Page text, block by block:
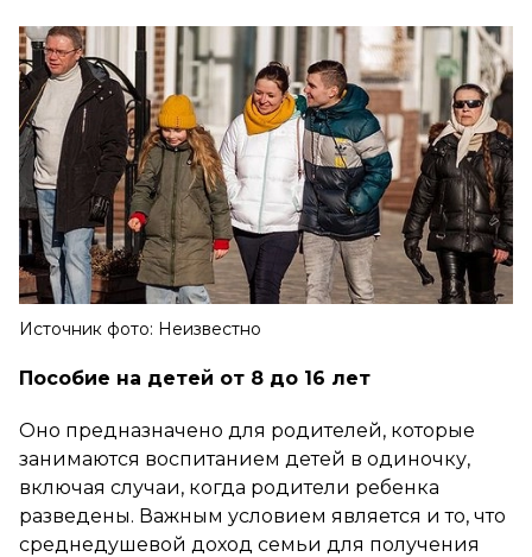
Источник фото: Неизвестно
Пособие на детей от 8 до 16 лет
Оно предназначено для родителей, которые
занимаются воспитанием детей в одиночку,
включая случаи, когда родители ребенка
разведены. Важным условием является и то, что
среднедушевой доход семьи для получения